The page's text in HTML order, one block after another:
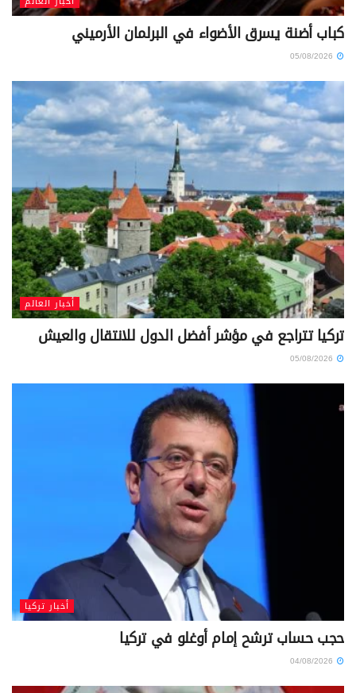
كباب أضنة يسرق الأضواء في البرلمان الأرميني
أخبار العالم
تركيا تتراجع في مؤشر أفضل الدول للانتقال والعيش
أخبار تركيا
حجب حساب ترشح إمام أوغلو في تركيا